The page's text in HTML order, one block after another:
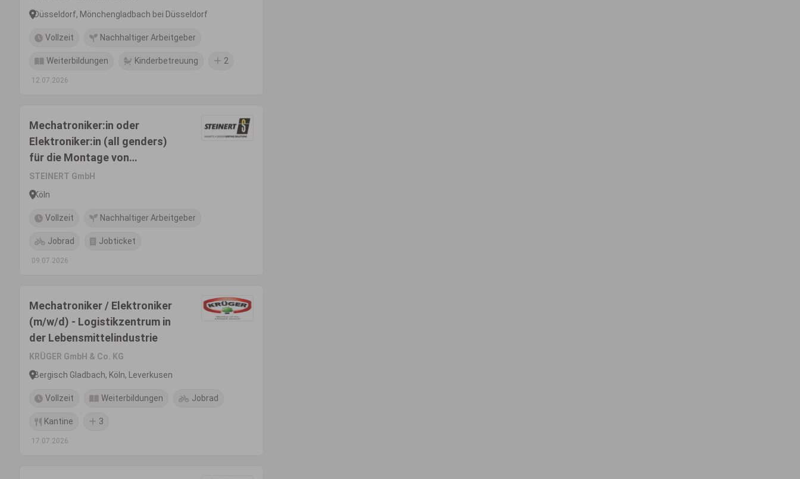
Düsseldorf, Mönchengladbach bei Düsseldorf
Vollzeit Nachhaltiger Arbeitgeber
Weiterbildungen Kinderbetreuung 2
12.07.2026
Mechatroniker:in oder
Elektroniker:in (all genders)
für die Montage von
Separationsmaschinen
STEINERT GmbH
Köln
Vollzeit Nachhaltiger Arbeitgeber
Jobrad Jobticket
09.07.2026
Mechatroniker / Elektroniker
(m/w/d) - Logistikzentrum in
der Lebensmittelindustrie
KRÜGER GmbH & Co. KG
Bergisch Gladbach, Köln, Leverkusen
Vollzeit Weiterbildungen Jobrad
Kantine 3
17.07.2026